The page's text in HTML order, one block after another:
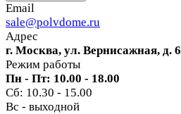
Email
sale@polvdome.ru
Адрес
г. Москва, ул. Вернисажная, д. 6
Режим работы
Пн - Пт: 10.00 - 18.00
Сб: 10.30 - 15.00
Вс - выходной